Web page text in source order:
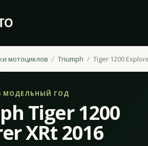
мотоциклов Triumph Tiger 1200
МОДЕЛЬНЫЙ ГОД
Tiger 1200
XRt 2016